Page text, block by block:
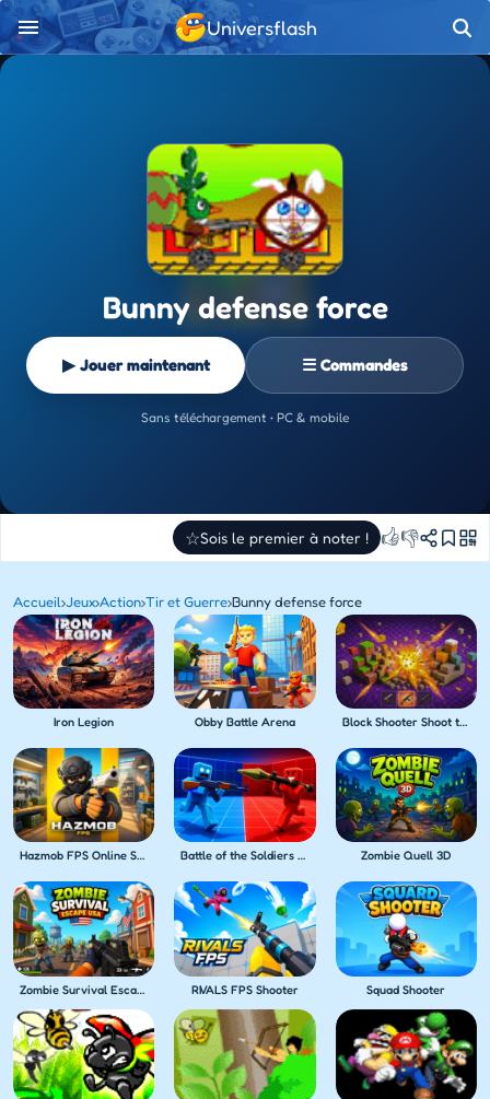
Universflash
Bunny defense force
▶ Jouer maintenant ☰ Commandes
Sans téléchargement • PC & mobile
☆Sois le premier à noter ! 👍👎
Accueil›Jeux›Action›Tir et Guerre›Bunny defense force
Iron Legion Obby Battle Arena Block Shooter Shoot the Blocks!
Hazmob FPS Online Shooter Battle of the Soldiers Red vs Blue Zombie Quell 3D
Zombie Survival Escape USA RIVALS FPS Shooter Squad Shooter